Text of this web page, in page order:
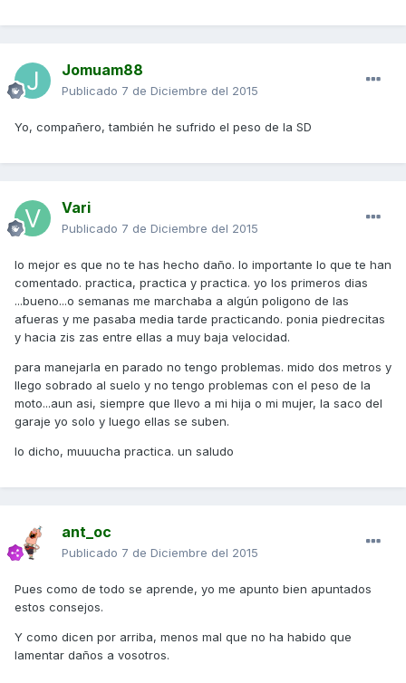
Jomuam88
Publicado 7 de Diciembre del 2015
Yo, compañero, también he sufrido el peso de la SD
Vari
Publicado 7 de Diciembre del 2015
lo mejor es que no te has hecho daño. lo importante lo que te han
comentado. practica, practica y practica. yo los primeros dias
...bueno...o semanas me marchaba a algún poligono de las
afueras y me pasaba media tarde practicando. ponia piedrecitas
y hacia zis zas entre ellas a muy baja velocidad.
para manejarla en parado no tengo problemas. mido dos metros y
llego sobrado al suelo y no tengo problemas con el peso de la
moto...aun asi, siempre que llevo a mi hija o mi mujer, la saco del
garaje yo solo y luego ellas se suben.
lo dicho, muuucha practica. un saludo
ant_oc
Publicado 7 de Diciembre del 2015
Pues como de todo se aprende, yo me apunto bien apuntados
estos consejos.
Y como dicen por arriba, menos mal que no ha habido que
lamentar daños a vosotros.